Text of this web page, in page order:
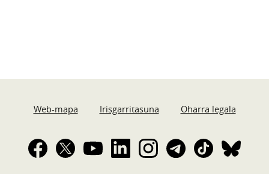
Web-mapa Irisgarritasuna Oharra legala